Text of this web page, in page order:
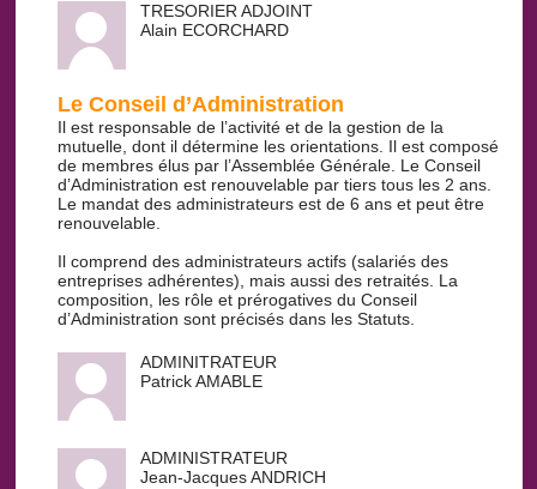
TRESORIER ADJOINT
Alain ECORCHARD
Le Conseil d’Administration
Il est responsable de l’activité et de la gestion de la
mutuelle, dont il détermine les orientations. Il est composé
de membres élus par l’Assemblée Générale. Le Conseil
d’Administration est renouvelable par tiers tous les 2 ans.
Le mandat des administrateurs est de 6 ans et peut être
renouvelable.
Il comprend des administrateurs actifs (salariés des
entreprises adhérentes), mais aussi des retraités. La
composition, les rôle et prérogatives du Conseil
d’Administration sont précisés dans les Statuts.
ADMINITRATEUR
Patrick AMABLE
ADMINISTRATEUR
Jean-Jacques ANDRICH